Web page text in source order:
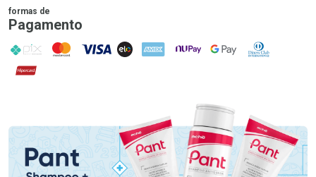
formas de
Pagamento
PIX MasterCard
VISA ELO AMEX NuPay Google PayDiners Club
Hipercard